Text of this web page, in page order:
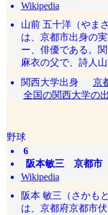
Wikipedia
山前 五十洋（やま
は、京都市出身の
ー、俳優である。
麻衣の父で、詩人
関西大学出身 京
全国の関西大学の
野球
6
阪本敏三 京都市
Wikipedia
阪本 敏三（さかも
は、京都府京都市